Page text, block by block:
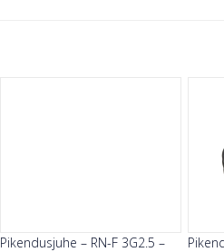
Pikendusjuhe – RN-F 3G2.5 –